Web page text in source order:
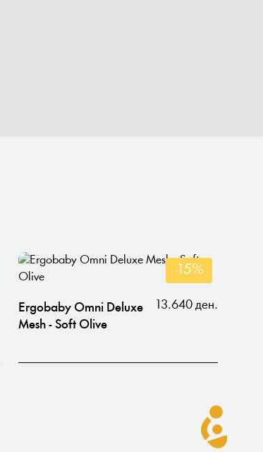
-15%
Ergobaby Omni Deluxe
Mesh - Soft Olive
13.640 ден.